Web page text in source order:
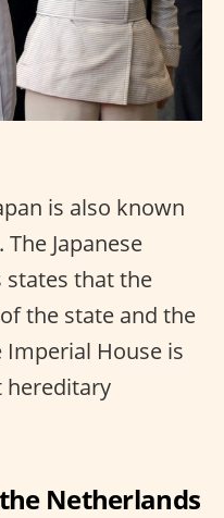
is also known
Japanese
states that the
the state and the
Imperial House is
hereditary
Netherlands